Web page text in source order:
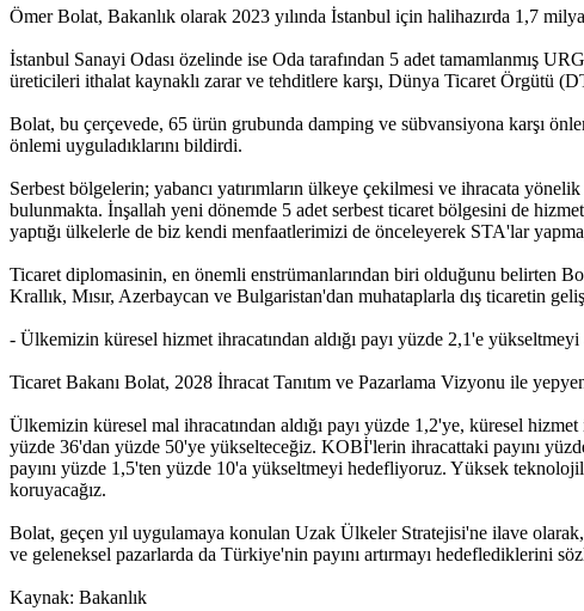
Ömer Bolat, Bakanlık olarak 2023 yılında İstanbul için halihazırda 1,7
İstanbul Sanayi Odası özelinde ise Oda tarafından 5 adet tamamlanmış
üreticileri ithalat kaynaklı zarar ve tehditlere karşı, Dünya Ticaret Örgütü
Bolat, bu çerçevede, 65 ürün grubunda damping ve sübvansiyona karşı
önlemi uyguladıklarını bildirdi.
Serbest bölgelerin; yabancı yatırımların ülkeye çekilmesi ve ihracata
bulunmakta. İnşallah yeni dönemde 5 adet serbest ticaret bölgesini de
yaptığı ülkelerle de biz kendi menfaatlerimizi de önceleyerek STA'lar
Ticaret diplomasinin, en önemli enstrümanlarından biri olduğunu belirten
Krallık, Mısır, Azerbaycan ve Bulgaristan'dan muhataplarla dış ticaretin
- Ülkemizin küresel hizmet ihracatından aldığı payı yüzde 2,1'e yükseltmeyi
Ticaret Bakanı Bolat, 2028 İhracat Tanıtım ve Pazarlama Vizyonu ile
Ülkemizin küresel mal ihracatından aldığı payı yüzde 1,2'ye, küresel
yüzde 36'dan yüzde 50'ye yükselteceğiz. KOBİ'lerin ihracattaki payını
payını yüzde 1,5'ten yüzde 10'a yükseltmeyi hedefliyoruz. Yüksek
koruyacağız.
Bolat, geçen yıl uygulamaya konulan Uzak Ülkeler Stratejisi'ne ilave
ve geleneksel pazarlarda da Türkiye'nin payını artırmayı hedeflediklerini
Kaynak: Bakanlık